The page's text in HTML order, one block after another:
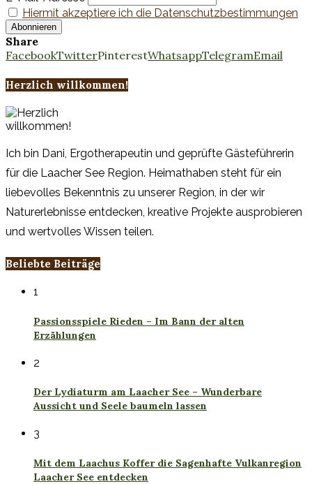
Hiermit akzeptiere ich die Datenschutzbestimmungen
Share
FacebookTwitterPinterestWhatsappTelegramEmail
Herzlich willkommen!
Ich bin Dani, Ergotherapeutin und geprüfte Gästeführerin
für die Laacher See Region. Heimathaben steht für ein
liebevolles Bekenntnis zu unserer Region, in der wir
Naturerlebnisse entdecken, kreative Projekte ausprobieren
und wertvolles Wissen teilen.
Beliebte Beiträge
1
Passionsspiele Rieden – Im Bann der alten
Erzählungen
2
Der Lydiaturm am Laacher See – Wunderbare
Aussicht und Seele baumeln lassen
3
Mit dem Laachus Koffer die Sagenhafte Vulkanregion
Laacher See entdecken